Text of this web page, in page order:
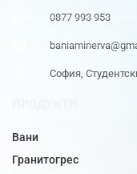
0877 993 953
София,
Вани
Гранитогрес